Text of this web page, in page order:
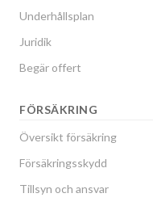
Underhållsplan
Juridik
Begär offert
FÖRSÄKRING
Översikt försäkring
Försäkringsskydd
Tillsyn och ansvar